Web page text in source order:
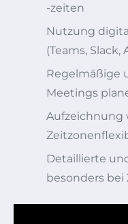
-zeiten
Nutzung
(Teams, Slack,
Regelmäßige
Meetings
Aufzeichnung
Detaillierte
besonders